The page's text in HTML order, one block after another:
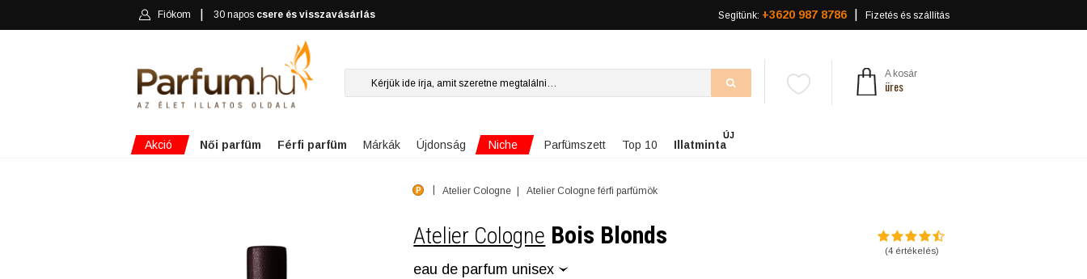
Fiókom 30 napos csere és visszavásárlás Segítünk: +3620 987 8786 Fizetés és szállítás
A kosár
üres
Akció Női parfüm Férfi parfüm Márkák Újdonság Niche Parfümszett Top 10 Illatminta
ÚJ
Atelier Cologne Atelier Cologne férfi parfümök
Atelier Cologne Bois Blonds
eau de parfum unisex
(4értékelés)